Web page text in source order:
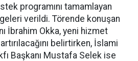
programını tamamlayan
verildi. Törende konuşan
İbrahim Okka, yeni hizmet
belirtirken, İslami
Başkanı Mustafa Selek ise